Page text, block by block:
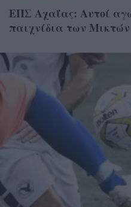
ΕΠΣ Αχαΐας: Αυτοί
παιχνίδια των Μικτών